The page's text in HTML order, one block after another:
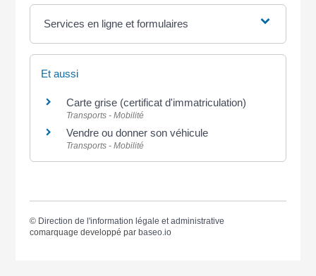
Services en ligne et formulaires
Et aussi
Carte grise (certificat d'immatriculation)
Transports - Mobilité
Vendre ou donner son véhicule
Transports - Mobilité
© Direction de l'information légale et administrative
comarquage developpé par baseo.io